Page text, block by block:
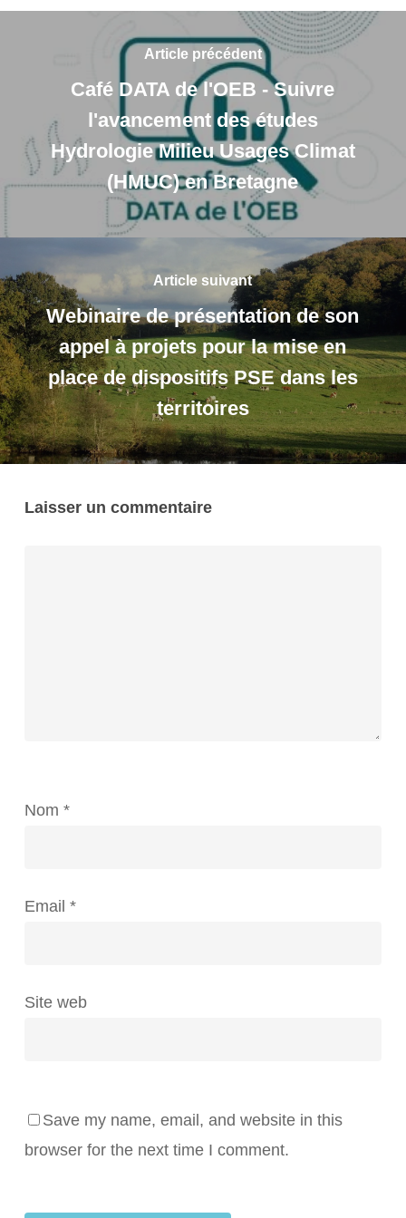
Article précédent
Café DATA de l'OEB - Suivre
l'avancement des études
Hydrologie Milieu Usages Climat
(HMUC) en Bretagne
Article suivant
Webinaire de présentation de son
appel à projets pour la mise en
place de dispositifs PSE dans les
territoires
Laisser un commentaire
Nom *
Email *
Site web
Save my name, email, and website in this
browser for the next time I comment.